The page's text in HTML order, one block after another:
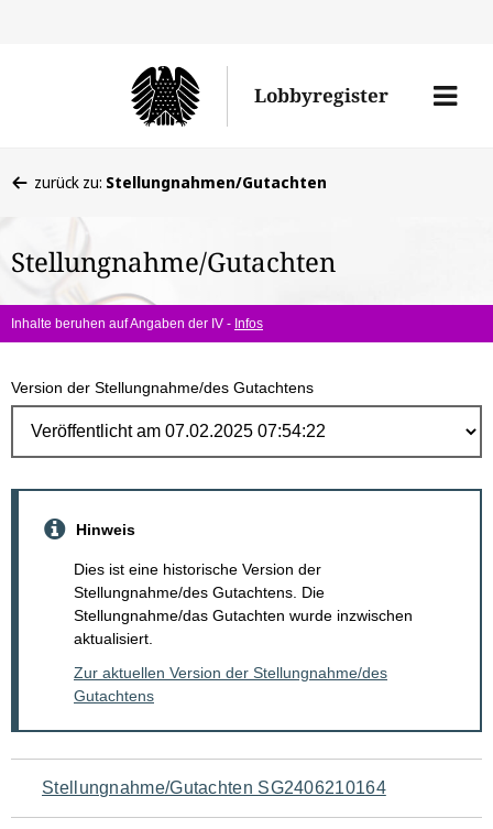
Lobbyregister
Menü
befinden
hier:
zurück zu: Stellungnahmen/Gutachten
Stellungnahme/Gutachten
Inhalte beruhen auf Angaben der IV - Infos
Version der Stellungnahme/des Gutachtens
Hinweis
Dies ist eine historische Version der
Stellungnahme/des Gutachtens. Die
Stellungnahme/das Gutachten wurde inzwischen
aktualisiert.
Zur aktuellen Version der Stellungnahme/des
Gutachtens
Navigation
Stellungnahme/Gutachten SG2406210164